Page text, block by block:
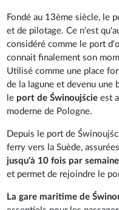
Fondé au 13ème siècle, le
et de pilotage. Ce n'est
considéré comme le port
connait finalement son
Utilisé comme une place
de la lagune et devenu une
le port de Świnoujście est
moderne de Pologne.
Depuis le port de
ferry vers la Suède,
jusqu'à 10 fois par
et permet de rejoindre le
La gare maritime de